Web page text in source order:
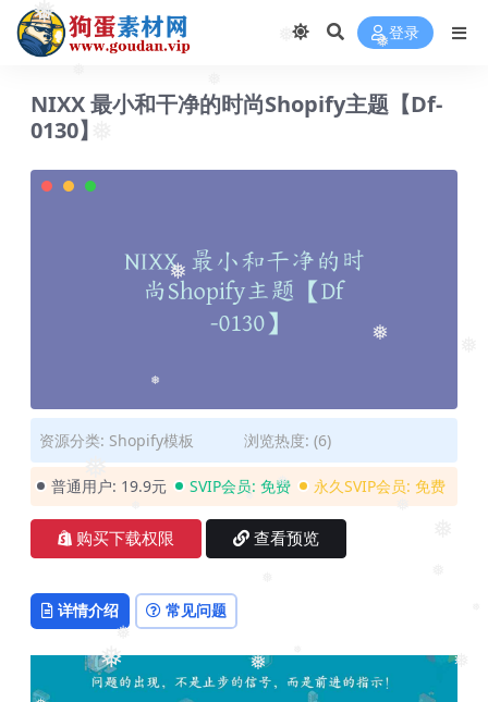
❅
❅
❅
❅
❅
❅
❅
❅
❅
❅
❅
❅
❅ 登录
NIXX 最小和干净的时尚Shopify主题【Df-
0130】
资源分类: Shopify模板 浏览热度: (6)
普通用户: 19.9元 SVIP会员: 免费 永久SVIP会员: 免费
购买下载权限 查看预览
详情介绍 常见问题